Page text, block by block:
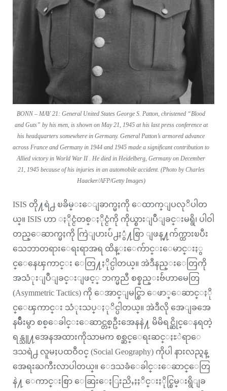
BONN – MAY 21: General United States George S. Patton, christened “Blood
and Guts” by his men, is shown on May 21, 1945 at his last press conference at
his headquarters somewhere in Germany. General Patton’s armored advance
across France and Germany in 1944 and 1945 made a significant contribution to
Allied victory in World War II . He died in Heidelberg, Germany on December
21, 1945 because of his injuries in an automobile accident. (Photo by Charles
Haacker/AFP/Getty Images)
ISIS တို႔ရဲ႕ ၿခိမ္းေျခာက္မႈကို ေထာက္ျပလုိပါတ
ယ္။ ISIS ဟာ ႏိုင္ငံတစ္ႏိုင္ငံကို ကိုယ္စားျပဳျခင္းမရွိ၊ ပါဝါ
တည္ေဆာက္မႈကို ကြဲျပားပ်ံ႕ႏွံ႔စြာ ျဖန္႔က်က္ထားၿပီး
သေဘာတရားေရးရာအရ ထိန္းေက်ာင္းေမာင္းႏွ
င္ေနေၾကာင္း ေတြ႔ႏိုင္ပါတယ္။ အဲဒီနည္းေတြကို
အသံုးျပဳျခင္းျဖင့္ ဘက္မညီ စစ္နည္းဗ်ဴဟာမေတြ
(Asymmetric Tactics) ကို ေအာင္ျမင္စြာ ေဖာ္ေဆာင္ႏို
င္ေၾကာင္း သံုးသပ္ႏုိင္ပါတယ္။ အဲဒီလို အေျခအေ
နမ်ိဳးမွာ စစ္ေခါင္းေဆာင္တစ္ဦးအေနနဲ႔ မိမိရင္ဆိုင္ေနရတဲ့
ရန္သူ႔အေနအထားကိုသာမက စစ္ဆင္ေရးဆင္ႏႊဲရာေ
ဒသရဲ႕ လူမႈပထဝီဝင္ (Social Geography) ကိုပါ နားလည္ရန္
အေရးႀကီးလာပါတယ္။ ေဒသခံေခါင္းေဆာင္ေတြ
နဲ႔ ေကာင္းစြာ ေဆြးေႏြးညိႇႏႈိင္းႏိုင္စြမ္းရွိျခ